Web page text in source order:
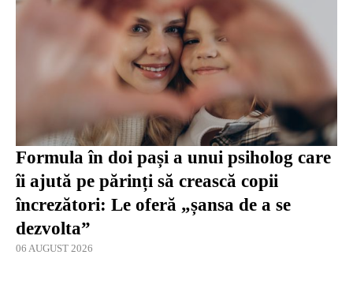
Formula în doi pași a unui psiholog care
îi ajută pe părinți să crească copii
încrezători: Le oferă „șansa de a se
dezvolta”
06 AUGUST 2026